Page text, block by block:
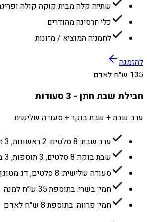
שתייה קלה מבית קוקה קולה
כלי חרסינה מהודרים
לחמניה המוציא / מזונות
להזמנה
135 ש״ח לאדם
חבילת שבת חתן - 3 סעודות
ערב שבת + שבת בוקר + סעודה שלישית
ערב שבת: 8 סלטים, 2 ראשונות, 3 תוספות, 3 בשרים
שבת בוקר: 8 סלטים, 3 תוספות, 3 בשרים
סעודה שלישית: 8 סלטים, דג מטוגן, פשטידת השף
חמין בשרי: בתוספת 35 ש״ח למנה
חמין פרווה: בתוספת 8 ש״ח לאדם